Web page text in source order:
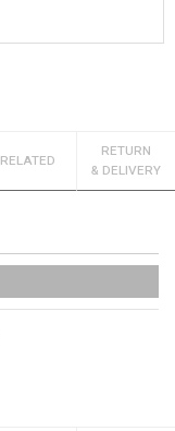
RELATED
RETURN
& DELIVERY